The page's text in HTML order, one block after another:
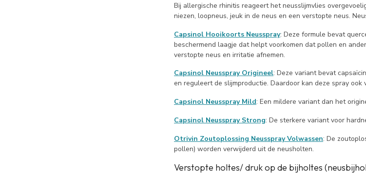
Bij allergische rhinitis reageert het neusslijmvlies
niezen, loopneus, jeuk in de neus en een verstopte neus.
Capsinol Hooikoorts Neusspray: Deze formule bevat
beschermend laagje dathelptvoorkomen dat pollen en
verstopte neus en irritatie afnemen.
Capsinol Neusspray Origineel: Deze variant bevat
en reguleertde slijmproductie. Daardoor kan deze spray
Capsinol Neusspray Mild: Een mildere variantdan het
Capsinol Neusspray Strong: De sterkere variant voor
Otrivin Zoutoplossing Neusspray Volwassen: De
pollen) worden verwijderd uit de neusholten.
Verstopte holtes/ druk op de bijholtes